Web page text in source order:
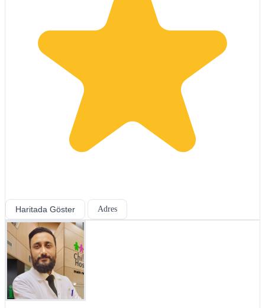
Haritada Göster Adres